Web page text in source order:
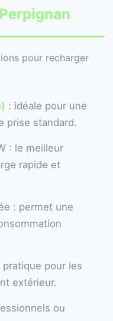
pour recharger
: idéale pour une
prise standard.
: le meilleur
rapide et
: permet une
pour les
extérieur.
ou